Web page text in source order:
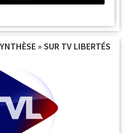
» SUR TV LIBERTÉS